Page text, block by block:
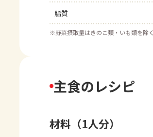
脂質
※野菜摂取量はきのこ類・いも類を除く
主食のレシピ
材料（1人分）